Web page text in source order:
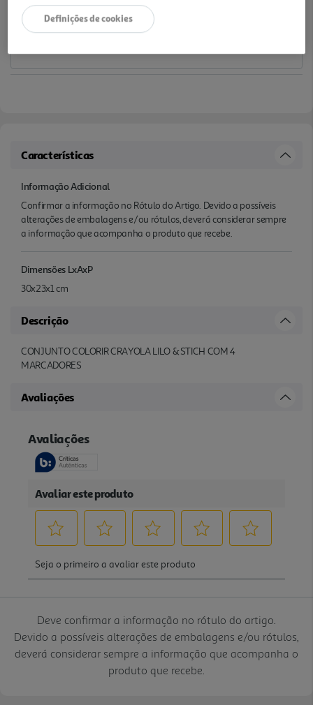
Características
Informação Adicional
Confirmar a informação no Rótulo do Artigo. Devido a possíveis
alterações de embalagens e/ou rótulos, deverá considerar sempre
a informação que acompanha o produto que recebe.
Dimensões LxAxP
30x23x1 cm
Descrição
CONJUNTO COLORIR CRAYOLA LILO & STICH COM 4
MARCADORES
Avaliações
Deve confirmar a informação no rótulo do artigo.
Devido a possíveis alterações de embalagens e/ou rótulos,
deverá considerar sempre a informação que acompanha o
produto que recebe.
Definições de cookies